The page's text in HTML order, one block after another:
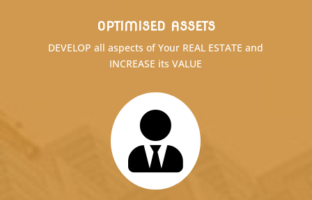
OPTIMISED ASSETS
DEVELOP all aspects of Your REAL ESTATE and
INCREASE its VALUE
